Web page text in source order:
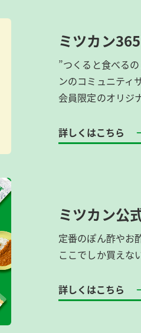
ミツカン365
”つくると食べる
ンのコミュニティ
会員限定のオリジ
詳しくはこちら
ミツカン公
定番のぽん酢やお
ここでしか買えな
詳しくはこちら